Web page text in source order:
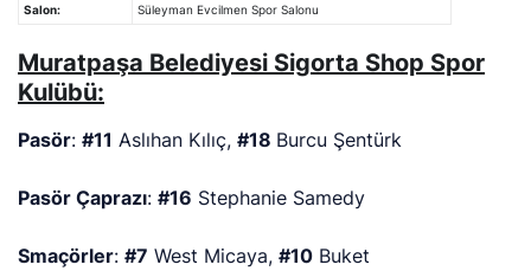
Salon: Süleyman Evcilmen Spor Salonu
Muratpaşa Belediyesi Sigorta Shop Spor
Kulübü:
Pasör:#11 Aslıhan Kılıç,#18 Burcu Şentürk
Pasör Çaprazı:#16 Stephanie Samedy
Smaçörler:#7 West Micaya,#10 Buket